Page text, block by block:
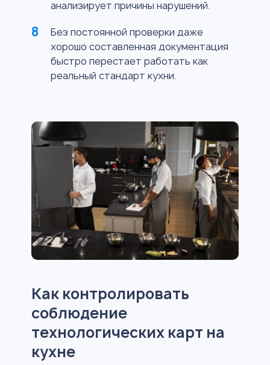
анализирует причины нарушений.
Без постоянной проверки даже
хорошо составленная документация
быстро перестает работать как
реальный стандарт кухни.
Как контролировать
соблюдение
технологических карт на
кухне